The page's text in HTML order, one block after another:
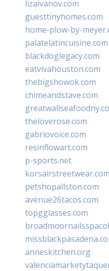
lizaivanov.com
guesttinyhomes.com
home-plow-by-
palatelatincuisine.com
blackdoglegacy.com
eatvivahouston.com
thebigshowok.com
chimeandstave.com
theloverose.com
gabriovoice.com
resinflowart.com
p-sports.net
korsairstreetwear.com
petshopallston.com
avenue26tacos.com
topgglasses.com
anneskitchen.org